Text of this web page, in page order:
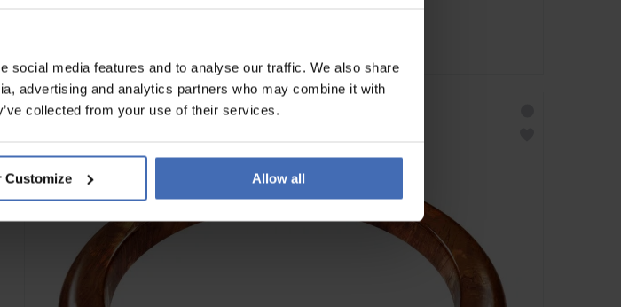
social media features and to analyse our traffic. We also share
advertising and analytics partners who may combine it with
collected from your use of their services.
Customize Allow all
NOVITÀ